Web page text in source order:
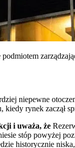
niepewne
rynek zaczął
i uważa, że
stóp powyżej
historycznie